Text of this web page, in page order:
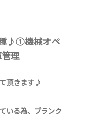
♪①機械オペ
理
頂きます♪
いる為、ブランク